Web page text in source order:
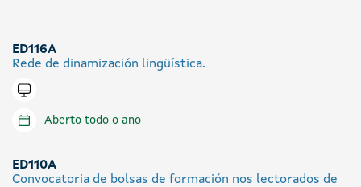
ED116A
Rede de dinamización lingüística.
Tramitar en liña
Aberto todo o ano
ED110A
Convocatoria de bolsas de formación nos lectorados de